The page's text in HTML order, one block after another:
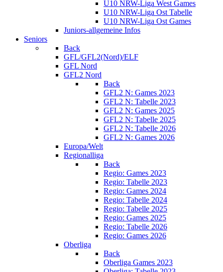
U10 NRW-Liga West Games
U10 NRW-Liga Ost Tabelle
U10 NRW-Liga Ost Games
Juniors-allgemeine Infos
Seniors
Back
GFL/GFL2(Nord)/ELF
GFL Nord
GFL2 Nord
Back
GFL2 N: Games 2023
GFL2 N: Tabelle 2023
GFL2 N: Games 2025
GFL2 N: Tabelle 2025
GFL2 N: Tabelle 2026
GFL2 N: Games 2026
Europa/Welt
Regionalliga
Back
Regio: Games 2023
Regio: Tabelle 2023
Regio: Games 2024
Regio: Tabelle 2024
Regio: Tabelle 2025
Regio: Games 2025
Regio: Tabelle 2026
Regio: Games 2026
Oberliga
Back
Oberliga Games 2023